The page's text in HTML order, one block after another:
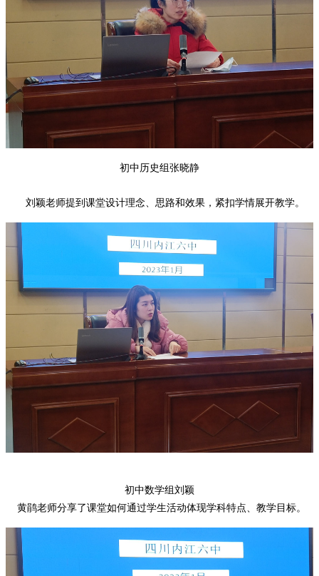
初中历史组张晓静
刘颖老师提到课堂设计理念、思路和效果，紧扣学情展开教学。
初中数学组刘 颖
黄鹃老师分享了课堂如何通过学生活动体现学科特点、教学目标。